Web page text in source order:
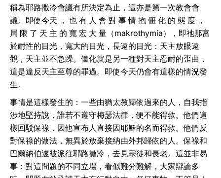
稱為耶路撒冷會議有所決定為止，這亦是第一次教會會
議。即使今天 ， 也 有 人 會 對 事 情 抱 僵 化 的 態 度 ，
局 限 了 天 主 的 寬 宏 大 量（makrothymía），即祂那富
於耐性的目光，寬大的目光，長遠的目光：天主放眼遠
觀，天主並不急躁。僵化就是另一種對天主忍耐的歪曲，
這是違反天主至尊的罪過。即使今天仍會有這樣的情況發
生。
事情是這樣發生的：一些由猶太教歸依過來的人，自我指
涉地堅持說，誰若不遵守梅瑟法律，便不能得救。他們這
樣回駁保祿，因他宣布人直接因耶穌的名而得救。他們反
對保祿的做法，無異於放棄接納由外邦歸依的人。保祿和
巴爾納伯遂被派往耶路撒冷，去見宗徒和長老。這並非易
事：對這問題的不同立場，看似難分難解，大家辯論多